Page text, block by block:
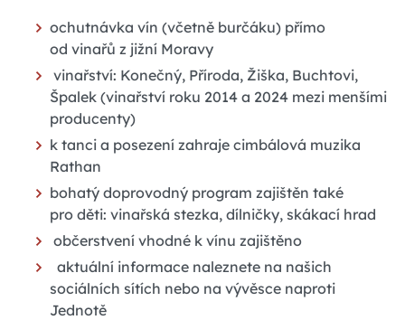
ochutnávka vín (včetně burčáku) přímo
od vinařů z jižní Moravy
vinařství: Konečný, Příroda, Žiška, Buchtovi,
Špalek (vinařství roku 2014 a 2024 mezi menšími
producenty)
k tanci a posezení zahraje cimbálová muzika
Rathan
bohatý doprovodný program zajištěn také
pro děti: vinařská stezka, dílničky, skákací hrad
občerstvení vhodné k vínu zajištěno
aktuální informace naleznete na našich
sociálních sítích nebo na vývěsce naproti
Jednotě